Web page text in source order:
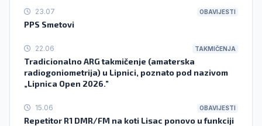
23.07 OBAVIJESTI
PPS Smetovi
22.06 TAKMIČENJA
Tradicionalno ARG takmičenje (amaterska
radiogoniometrija) u Lipnici, poznato pod nazivom
„Lipnica Open 2026.”
15.06 OBAVIJESTI
Repetitor R1 DMR/FM na koti Lisac ponovo u funkciji